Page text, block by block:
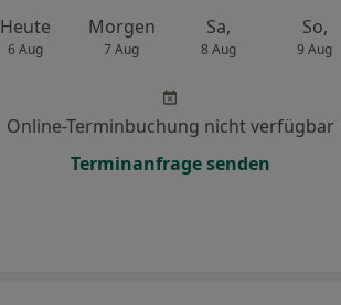
Heute
6 Aug
Morgen
7 Aug
Sa,
8 Aug
So,
9 Aug
Online-Terminbuchung nicht verfügbar
Terminanfrage senden